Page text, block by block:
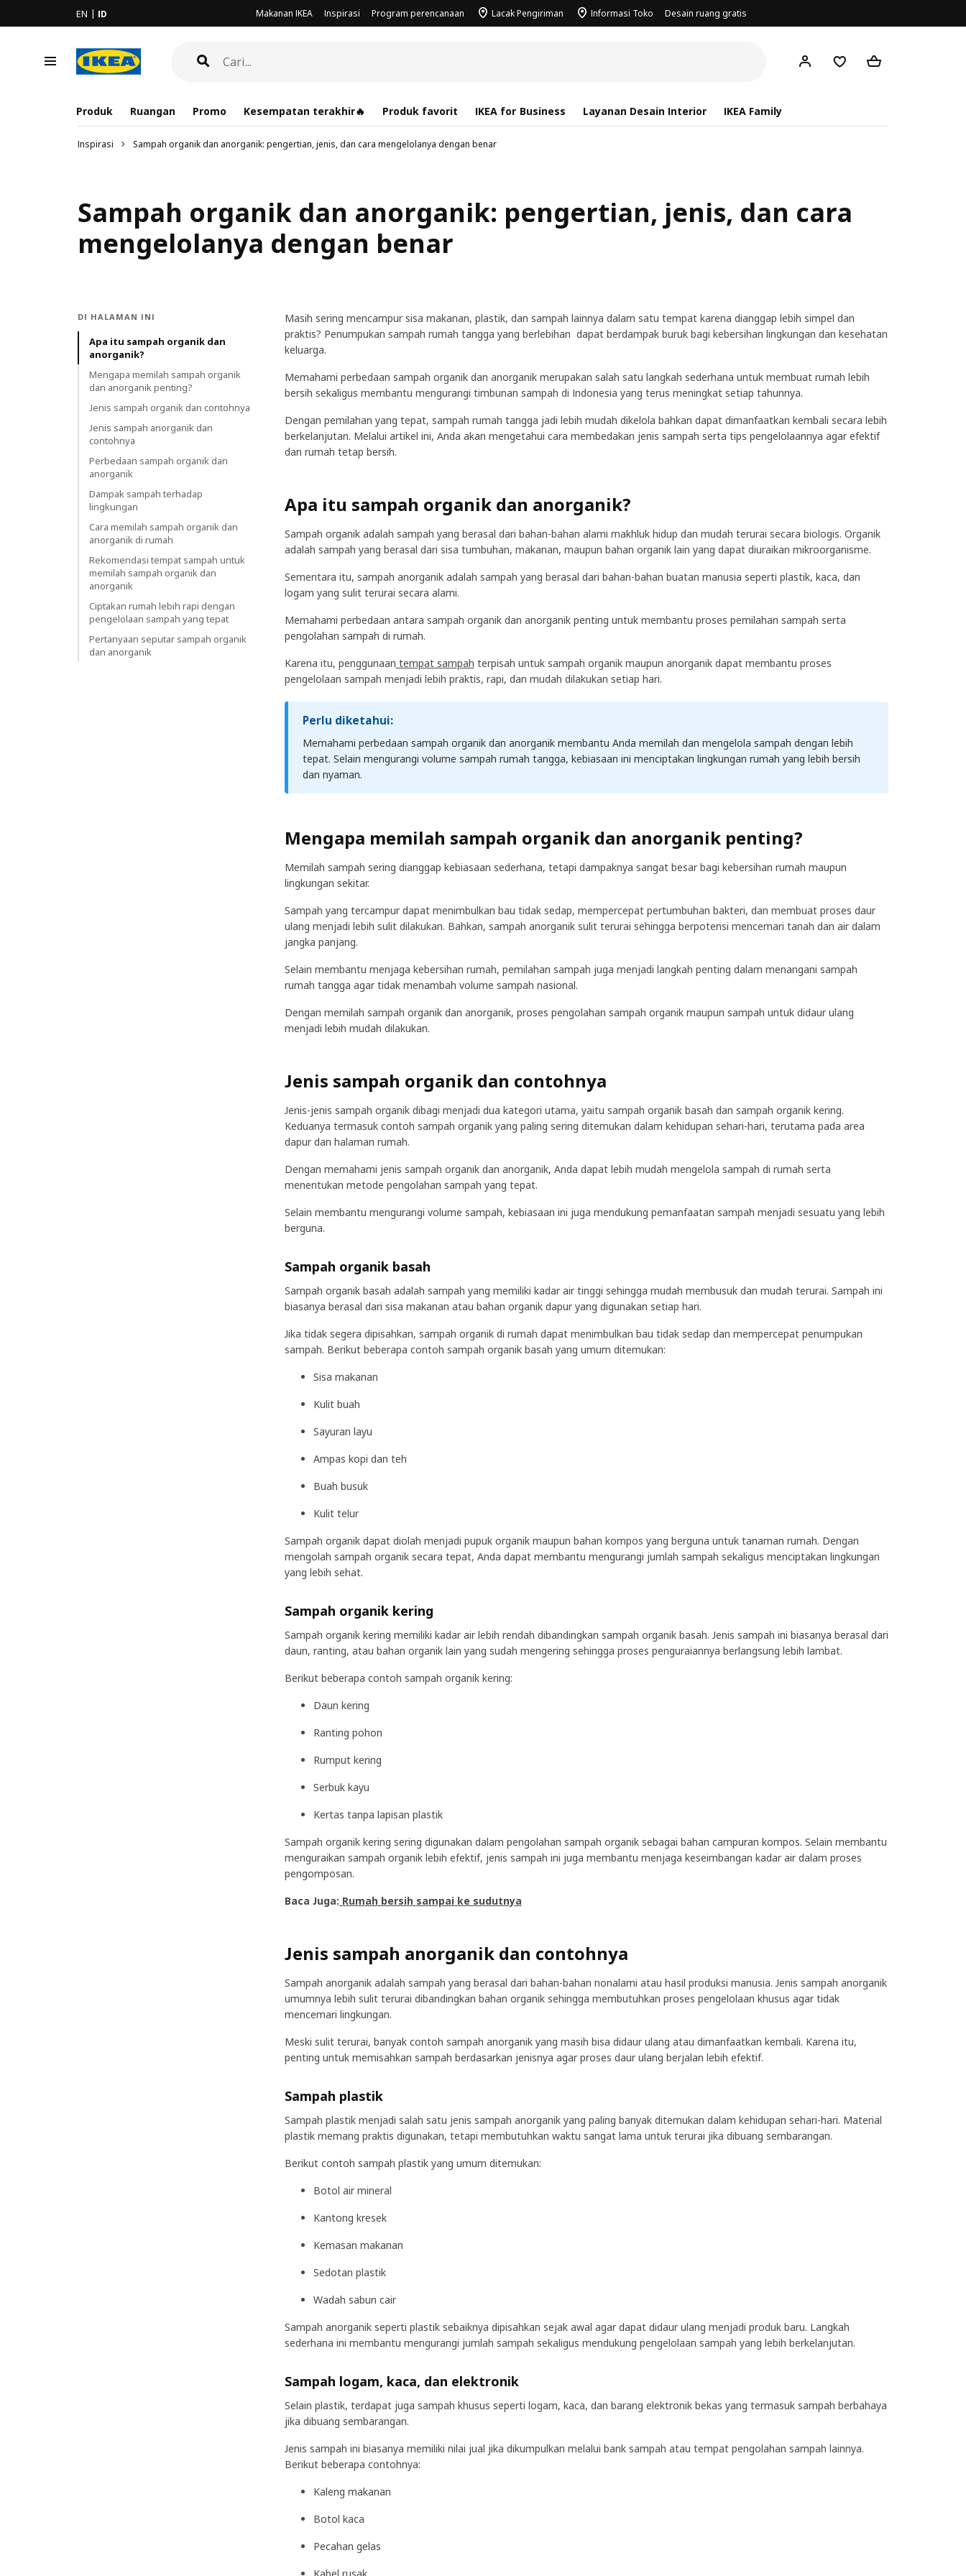
EN ID Makanan IKEA Inspirasi Program perencanaan Lacak Pengiriman Informasi Toko Desain ruang gratis
Produk Ruangan Promo Kesempatan terakhir🔥 Produk favorit IKEA for Business Layanan Desain Interior IKEA Family
Inspirasi Sampah organik dan anorganik: pengertian, jenis, dan cara mengelolanya dengan benar
Sampah organik dan anorganik: pengertian, jenis, dan cara
mengelolanya dengan benar
DI HALAMAN INI
Apa itu sampah organik dan
anorganik?
Mengapa memilah sampah organik
dan anorganik penting?
Jenis sampah organik dan contohnya
Jenis sampah anorganik dan
contohnya
Perbedaan sampah organik dan
anorganik
Dampak sampah terhadap
lingkungan
Cara memilah sampah organik dan
anorganik di rumah
Rekomendasi tempat sampah untuk
memilah sampah organik dan
anorganik
Ciptakan rumah lebih rapi dengan
pengelolaan sampah yang tepat
Pertanyaan seputar sampah organik
dan anorganik
Masih sering mencampur sisa makanan, plastik, dan sampah lainnya dalam satu tempat karena dianggap lebih simpel dan
praktis? Penumpukan sampah rumah tangga yang berlebihan dapat berdampak buruk bagi kebersihan lingkungan dan kesehatan
keluarga.
Memahami perbedaan sampah organik dan anorganik merupakan salah satu langkah sederhana untuk membuat rumah lebih
bersih sekaligus membantu mengurangi timbunan sampah di Indonesia yang terus meningkat setiap tahunnya.
Dengan pemilahan yang tepat, sampah rumah tangga jadi lebih mudah dikelola bahkan dapat dimanfaatkan kembali secara lebih
berkelanjutan. Melalui artikel ini, Anda akan mengetahui cara membedakan jenis sampah serta tips pengelolaannya agar efektif
dan rumah tetap bersih.
Apa itu sampah organik dan anorganik?
Sampah organik adalah sampah yang berasal dari bahan-bahan alami makhluk hidup dan mudah terurai secara biologis. Organik
adalah sampah yang berasal dari sisa tumbuhan, makanan, maupun bahan organik lain yang dapat diuraikan mikroorganisme.
Sementara itu, sampah anorganik adalah sampah yang berasal dari bahan-bahan buatan manusia seperti plastik, kaca, dan
logam yang sulit terurai secara alami.
Memahami perbedaan antara sampah organik dan anorganik penting untuk membantu proses pemilahan sampah serta
pengolahan sampah di rumah.
Karena itu, penggunaan tempat sampah terpisah untuk sampah organik maupun anorganik dapat membantu proses
pengelolaan sampah menjadi lebih praktis, rapi, dan mudah dilakukan setiap hari.
Perlu diketahui:
Memahami perbedaan sampah organik dan anorganik membantu Anda memilah dan mengelola sampah dengan lebih
tepat. Selain mengurangi volume sampah rumah tangga, kebiasaan ini menciptakan lingkungan rumah yang lebih bersih
dan nyaman.
Mengapa memilah sampah organik dan anorganik penting?
Memilah sampah sering dianggap kebiasaan sederhana, tetapi dampaknya sangat besar bagi kebersihan rumah maupun
lingkungan sekitar.
Sampah yang tercampur dapat menimbulkan bau tidak sedap, mempercepat pertumbuhan bakteri, dan membuat proses daur
ulang menjadi lebih sulit dilakukan. Bahkan, sampah anorganik sulit terurai sehingga berpotensi mencemari tanah dan air dalam
jangka panjang.
Selain membantu menjaga kebersihan rumah, pemilahan sampah juga menjadi langkah penting dalam menangani sampah
rumah tangga agar tidak menambah volume sampah nasional.
Dengan memilah sampah organik dan anorganik, proses pengolahan sampah organik maupun sampah untuk didaur ulang
menjadi lebih mudah dilakukan.
Jenis sampah organik dan contohnya
Jenis-jenis sampah organik dibagi menjadi dua kategori utama, yaitu sampah organik basah dan sampah organik kering.
Keduanya termasuk contoh sampah organik yang paling sering ditemukan dalam kehidupan sehari-hari, terutama pada area
dapur dan halaman rumah.
Dengan memahami jenis sampah organik dan anorganik, Anda dapat lebih mudah mengelola sampah di rumah serta
menentukan metode pengolahan sampah yang tepat.
Selain membantu mengurangi volume sampah, kebiasaan ini juga mendukung pemanfaatan sampah menjadi sesuatu yang lebih
berguna.
Sampah organik basah
Sampah organik basah adalah sampah yang memiliki kadar air tinggi sehingga mudah membusuk dan mudah terurai. Sampah ini
biasanya berasal dari sisa makanan atau bahan organik dapur yang digunakan setiap hari.
Jika tidak segera dipisahkan, sampah organik di rumah dapat menimbulkan bau tidak sedap dan mempercepat penumpukan
sampah. Berikut beberapa contoh sampah organik basah yang umum ditemukan:
Sisa makanan
Kulit buah
Sayuran layu
Ampas kopi dan teh
Buah busuk
Kulit telur
Sampah organik dapat diolah menjadi pupuk organik maupun bahan kompos yang berguna untuk tanaman rumah. Dengan
mengolah sampah organik secara tepat, Anda dapat membantu mengurangi jumlah sampah sekaligus menciptakan lingkungan
yang lebih sehat.
Sampah organik kering
Sampah organik kering memiliki kadar air lebih rendah dibandingkan sampah organik basah. Jenis sampah ini biasanya berasal dari
daun, ranting, atau bahan organik lain yang sudah mengering sehingga proses penguraiannya berlangsung lebih lambat.
Berikut beberapa contoh sampah organik kering:
Daun kering
Ranting pohon
Rumput kering
Serbuk kayu
Kertas tanpa lapisan plastik
Sampah organik kering sering digunakan dalam pengolahan sampah organik sebagai bahan campuran kompos. Selain membantu
menguraikan sampah organik lebih efektif, jenis sampah ini juga membantu menjaga keseimbangan kadar air dalam proses
pengomposan.
Baca Juga: Rumah bersih sampai ke sudutnya
Jenis sampah anorganik dan contohnya
Sampah anorganik adalah sampah yang berasal dari bahan-bahan nonalami atau hasil produksi manusia. Jenis sampah anorganik
umumnya lebih sulit terurai dibandingkan bahan organik sehingga membutuhkan proses pengelolaan khusus agar tidak
mencemari lingkungan.
Meski sulit terurai, banyak contoh sampah anorganik yang masih bisa didaur ulang atau dimanfaatkan kembali. Karena itu,
penting untuk memisahkan sampah berdasarkan jenisnya agar proses daur ulang berjalan lebih efektif.
Sampah plastik
Sampah plastik menjadi salah satu jenis sampah anorganik yang paling banyak ditemukan dalam kehidupan sehari-hari. Material
plastik memang praktis digunakan, tetapi membutuhkan waktu sangat lama untuk terurai jika dibuang sembarangan.
Berikut contoh sampah plastik yang umum ditemukan:
Botol air mineral
Kantong kresek
Kemasan makanan
Sedotan plastik
Wadah sabun cair
Sampah anorganik seperti plastik sebaiknya dipisahkan sejak awal agar dapat didaur ulang menjadi produk baru. Langkah
sederhana ini membantu mengurangi jumlah sampah sekaligus mendukung pengelolaan sampah yang lebih berkelanjutan.
Sampah logam, kaca, dan elektronik
Selain plastik, terdapat juga sampah khusus seperti logam, kaca, dan barang elektronik bekas yang termasuk sampah berbahaya
jika dibuang sembarangan.
Jenis sampah ini biasanya memiliki nilai jual jika dikumpulkan melalui bank sampah atau tempat pengolahan sampah lainnya.
Berikut beberapa contohnya:
Kaleng makanan
Botol kaca
Pecahan gelas